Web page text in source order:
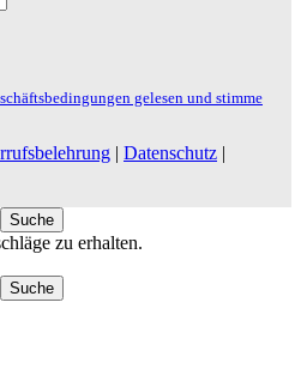
gelesen und stimme
Datenschutz
Suche
zu erhalten.
Suche